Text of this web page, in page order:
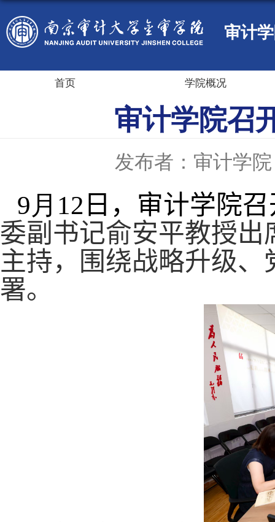
审计
首页 学院概况
审计学院召
发布者：审计学院
9 月 12 日，审计学院
委副书记俞安平教授
主持，围绕战略升级
署。